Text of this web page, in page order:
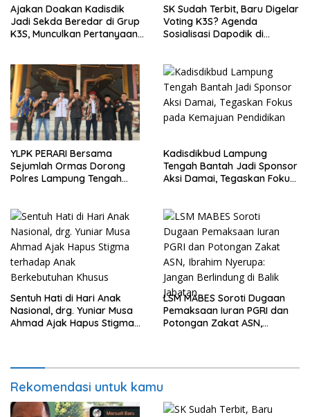
Ajakan Doakan Kadisdik
Jadi Sekda Beredar di Grup
K3S, Munculkan Pertanyaan
SK Sudah Terbit, Baru Digelar
Voting K3S? Agenda
Sosialisasi Dapodik di
YLPK PERARI Bersama
Sejumlah Ormas Dorong
Polres Lampung Tengah
Pelanggaran UU ITE
Kadisdikbud Lampung
Tengah Bantah Jadi Sponsor
Aksi Damai, Tegaskan Fokus
Sentuh Hati di Hari Anak
Nasional, drg. Yuniar Musa
Ahmad Ajak Hapus Stigma
LSM MABES Soroti Dugaan
Pemaksaan Iuran PGRI dan
Potongan Zakat ASN,
Rekomendasi untuk kamu